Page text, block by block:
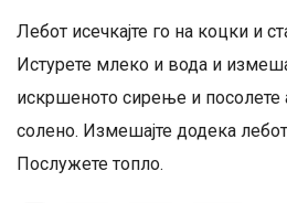
Лебот исечкајте го на коцки и
Истурете млеко и вода и
искршеното сирење и посолете
солено. Измешајте додека лебот
Послужете топло.